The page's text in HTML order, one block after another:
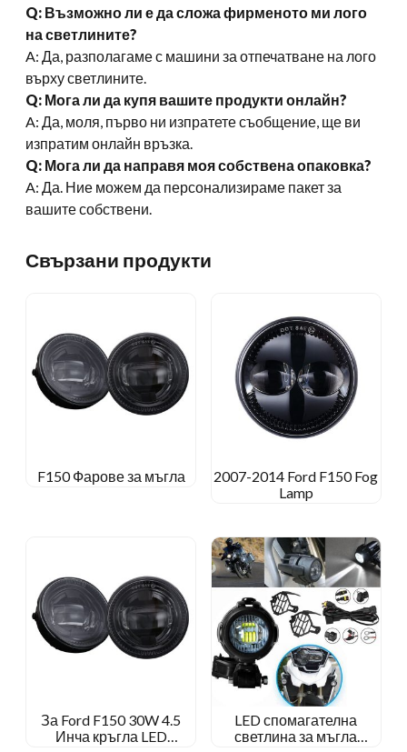
Q: Възможно ли е да сложа фирменото ми лого
на светлините?
A: Да, разполагаме с машини за отпечатване на лого
върху светлините.
Q: Мога ли да купя вашите продукти онлайн?
A: Да, моля, първо ни изпратете съобщение, ще ви
изпратим онлайн връзка.
Q: Мога ли да направя моя собствена опаковка?
A: Да. Ние можем да персонализираме пакет за
вашите собствени.
Свързани продукти
F150 Фарове за мъгла
2007-2014 Ford F150 Fog
Lamp
За Ford F150 30W 4.5
Инча кръгла LED
LED спомагателна
светлина за мъгла